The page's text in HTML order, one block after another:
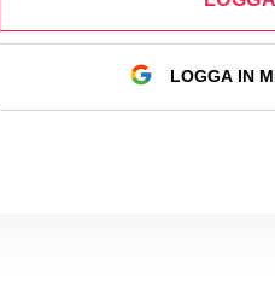
LOGGA IN